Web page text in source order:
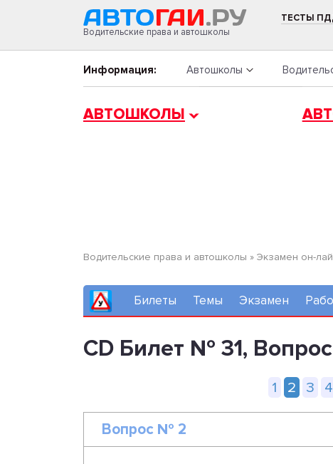
Водительские права и автошколы
ТЕСТЫ
Информация: Автошколы
АВТОШКОЛЫ
Водительские права и автошколы » Экзамен он-
Билеты Темы Экзамен
CD Билет № 31,
1 2 3 4
Вопрос № 2